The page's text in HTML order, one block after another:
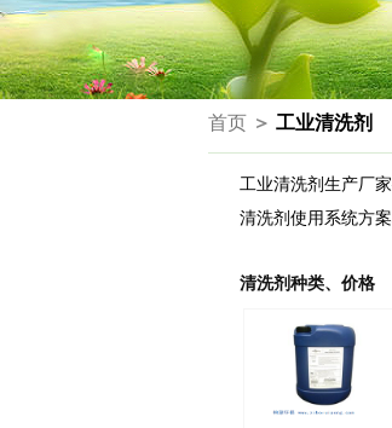
首页 ＞ 工业清洗剂
工业清洗剂生产厂
清洗剂使用系统方
清洗剂种类、价格